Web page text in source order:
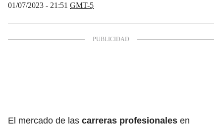
01/07/2023 - 21:51 GMT-5
El mercado de las carreras profesionales en